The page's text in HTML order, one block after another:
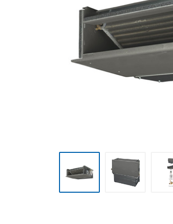
Чиллеры и фанкойлы
Очистители воздуха
Аксессуары
Кондиционеры Freshzone